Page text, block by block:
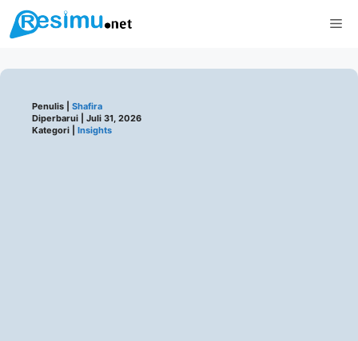
Langsung
ke
Penulis | Shafira
Diperbarui | Juli 31, 2026
Kategori | Insights